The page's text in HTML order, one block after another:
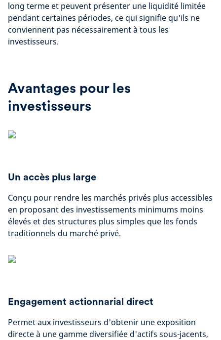
long terme et peuvent présenter une liquidité limitée
pendant certaines périodes, ce qui signifie qu'ils ne
conviennent pas nécessairement à tous les
investisseurs.
Avantages pour les
investisseurs
Un accès plus large
Conçu pour rendre les marchés privés plus accessibles
en proposant des investissements minimums moins
élevés et des structures plus simples que les fonds
traditionnels du marché privé.
Engagement actionnarial direct
Permet aux investisseurs d'obtenir une exposition
directe à une gamme diversifiée d'actifs sous-jacents,